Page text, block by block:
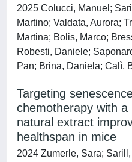
2025 Colucci, Manuel;
Martino; Valdata, Aurora;
Martina; Bolis, Marco;
Robesti, Daniele;
Pan; Brina, Daniela; Calì,
Targeting
chemotherapy with a
natural extract
healthspan in mice
2024 Zumerle, Sara;